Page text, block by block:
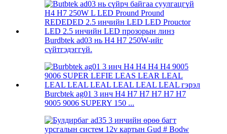
Burdbtek ad03 нь H4 H7 250W-ийг
сүйтгэдэггүй.
Burcbtek ag01 3 инч H4 H7 H7 H7 H7 H7
9005 9006 SUPERY 150 ...